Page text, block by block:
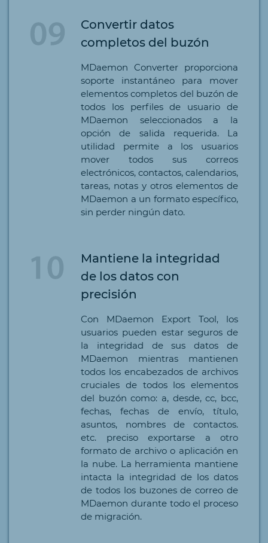
Convertir datos
completos del buzón
MDaemon Converter proporciona
soporte instantáneo para mover
elementos completos del buzón de
todos los perfiles de usuario de
MDaemon seleccionados a la
opción de salida requerida. La
utilidad permite a los usuarios
mover todos sus correos
electrónicos, contactos, calendarios,
tareas, notas y otros elementos de
MDaemon a un formato específico,
sin perder ningún dato.
Mantiene la integridad
de los datos con
precisión
Con MDaemon Export Tool, los
usuarios pueden estar seguros de
la integridad de sus datos de
MDaemon mientras mantienen
todos los encabezados de archivos
cruciales de todos los elementos
del buzón como: a, desde, cc, bcc,
fechas, fechas de envío, título,
asuntos, nombres de contactos.
etc. preciso exportarse a otro
formato de archivo o aplicación en
la nube. La herramienta mantiene
intacta la integridad de los datos
de todos los buzones de correo de
MDaemon durante todo el proceso
de migración.